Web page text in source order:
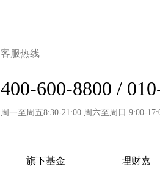
客服热线
400-600-8800 /
周一至周五8:30-21:00 周六至周日 9:00-
旗下基金 理财嘉